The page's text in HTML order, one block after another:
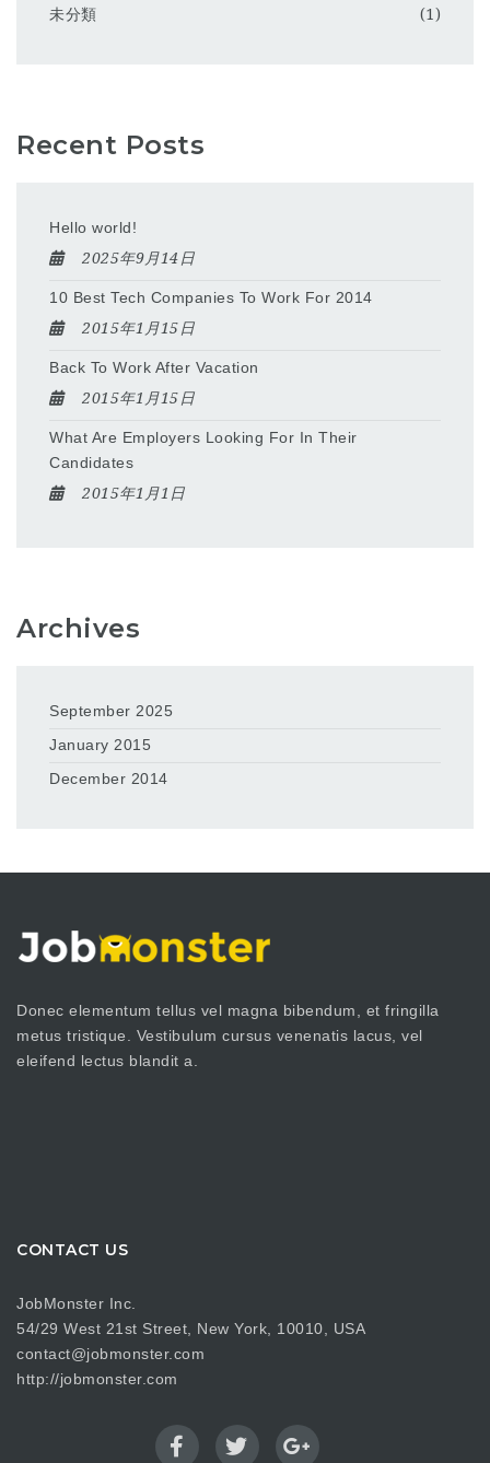
未分類
(1)
Recent Posts
Hello world!
2025年9月14日
10 Best Tech Companies To Work For 2014
2015年1月15日
Back To Work After Vacation
2015年1月15日
What Are Employers Looking For In Their
Candidates
2015年1月1日
Archives
September 2025
January 2015
December 2014
Donec elementum tellus vel magna bibendum, et fringilla
metus tristique. Vestibulum cursus venenatis lacus, vel
eleifend lectus blandit a.
CONTACT US
JobMonster Inc.
54/29 West 21st Street, New York, 10010, USA
contact@jobmonster.com
http://jobmonster.com